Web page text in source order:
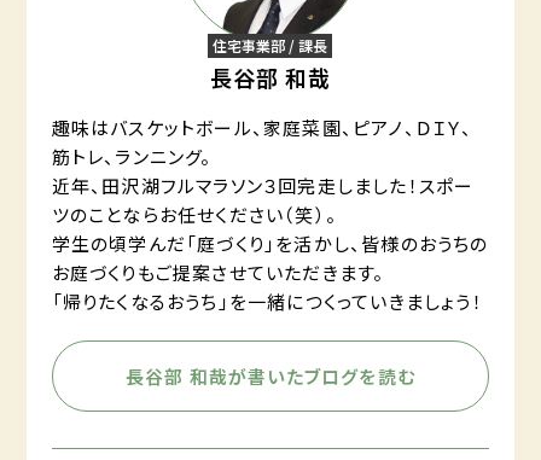
住宅事業部 / 課長
長谷部 和哉
趣味はバスケットボール、家庭菜園、ピアノ、ＤＩＹ、
筋トレ、ランニング。
近年、田沢湖フルマラソン３回完走しました！スポー
ツのことならお任せください（笑）。
学生の頃学んだ「庭づくり」を活かし、皆様のおうちの
お庭づくりもご提案させていただきます。
「帰りたくなるおうち」を一緒につくっていきましょう！
長谷部 和哉が書いたブログを読む